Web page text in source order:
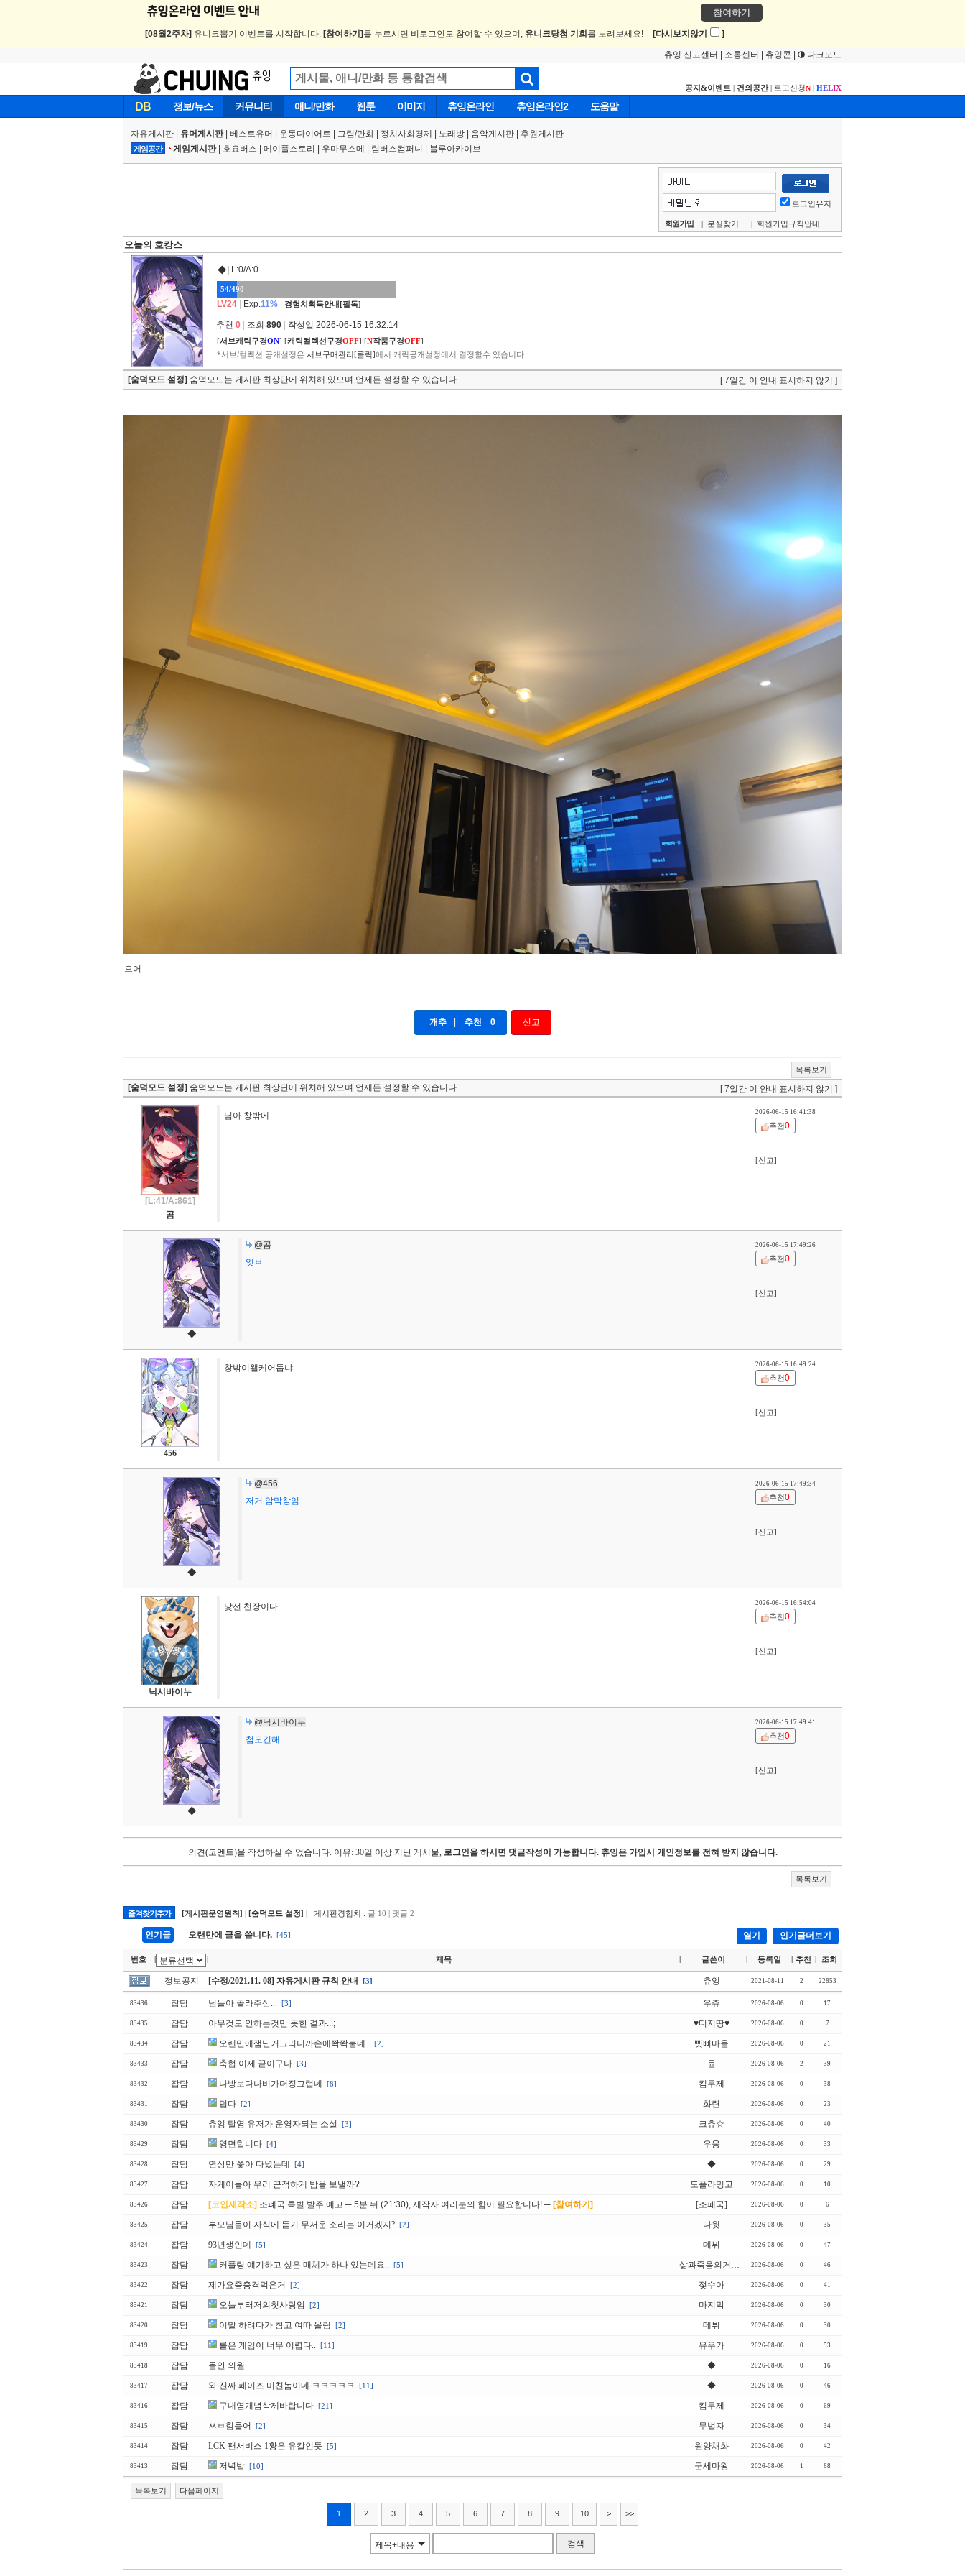
참여하기
[08월2주차] 유니크뽑기 이벤트를 시작합니다. [참여하기] 를 누르시면 비로그인도 참여할 수 있으며, 유니크당첨 기회 를 노려보세요! [다시보지않기 ]
츄잉 신고센터 소통센터 츄잉콘 다크모드
공지&이벤트 | 건의공간| 로고신청N | HELIX
DB 정보/뉴스 커뮤니티 애니/만화 웹툰 이미지 츄잉온라인 츄잉온라인2 도움말
자유게시판 유머게시판| 베스트유머 운동다이어트 | 그림/만화 정치사회경제 노래방 음악게시판 후원게시판
게임공간 게임게시판| 호요버스 메이플스토리 우마무스메 림버스컴퍼니 블루아카이브
로그인유지
회원가입 | 분실찾기 | 회원가입규칙안내
오늘의 호캉스
◆ L:0/A:0
54/490
LV24 Exp.11% 경험치획득안내[필독]
추천 0 조회 890 작성일 2026-06-15 16:32:14
[서브캐릭구경ON] [캐릭컬렉션구경OFF] [N작품구경OFF]
*서브/컬렉션 공개설정은 서브구매관리[클릭]에서 캐릭공개설정에서 결정할수 있습니다.
[숨덕모드 설정] 숨덕모드는 게시판 최상단에 위치해 있으며 언제든 설정할 수 있습니다. [ 7일간 이 안내 표시하지 않기 ]
으어
개추 추천 0 신고
목록보기
[숨덕모드 설정] 숨덕모드는 게시판 최상단에 위치해 있으며 언제든 설정할 수 있습니다. [ 7일간 이 안내 표시하지 않기 ]
[L:41/A:861]
곰
님아 창밖에 2026-06-15 16:41:38
추천0
[신고]
◆
@곰
엇ㅂ
2026-06-15 17:49:26
추천0
[신고]
456
창밖이왤케어둡냐 2026-06-15 16:49:24
추천0
[신고]
◆
@456
저거 암막창임
2026-06-15 17:49:34
추천0
[신고]
닉시바이누
낯선 천장이다 2026-06-15 16:54:04
추천0
[신고]
◆
@닉시바이누
첨오긴해
2026-06-15 17:49:41
추천0
[신고]
의견(코멘트)을 작성하실 수 없습니다. 이유: 30일 이상 지난 게시물, 로그인을 하시면 댓글작성이 가능합니다. 츄잉은 가입시 개인정보를 전혀 받지 않습니다.
목록보기
즐겨찾기추가 [게시판운영원칙] | [숨덕모드 설정] | 게시판경험치 : 글 10 | 댓글 2
인기글 오랜만에 글을 씁니다. [45] 열기 인기글더보기
번호 제목 글쓴이 등록일 추천 조회
정보공지 [수정/2021.11. 08] 자유게시판 규칙 안내 [3] 츄잉 2021-08-11 2 22853
83436 잡담 님들아 골라주삼... [3] 우쥬 2026-08-06 0 17
83435 잡담 아무것도 안하는것만 못한 결과...; ♥디지땅♥ 2026-08-06 0 7
83434 잡담 오랜만에잼난거그리니까손에쫙쫙붙네.. [2] 삣삐마을 2026-08-06 0 21
83433 잡담 축협 이제 끝이구나 [3] 뮨 2026-08-06 2 39
83432 잡담 나방보다나비가더징그럽네 [8] 킴무제 2026-08-06 0 38
83431 잡담 덥다 [2] 화련 2026-08-06 0 23
83430 잡담 츄잉 탈영 유저가 운영자되는 소설 [3] 크츄☆ 2026-08-06 0 40
83429 잡담 영면합니다 [4] 우웅 2026-08-06 0 33
83428 잡담 연상만 쫓아 다녔는데 [4] ◆ 2026-08-06 0 29
83427 잡담 자게이들아 우리 끈적하게 밤을 보낼까? 도플라밍고 2026-08-06 0 10
83426 잡담 [코인제작소] 조폐국 특별 발주 예고 ─ 5분 뒤 (21:30), 제작자 여러분의 힘이 필요합니다! ─ [참여하기] [조폐국] 2026-08-06 0 6
83425 잡담 부모님들이 자식에 듣기 무서운 소리는 이거겠지? [2] 다윗 2026-08-06 0 35
83424 잡담 93년생인데 [5] 데뷔 2026-08-06 0 47
83423 잡담 커플링 얘기하고 싶은 매체가 하나 있는데요.. [5] 삶과죽음의거미줄 2026-08-06 0 46
83422 잡담 제가요즘충격먹은거 [2] 젖수아 2026-08-06 0 41
83421 잡담 오늘부터저의첫사랑임 [2] 마지막 2026-08-06 0 30
83420 잡담 이말 하려다가 참고 여따 올림 [2] 데뷔 2026-08-06 0 30
83419 잡담 롤은 게임이 너무 어렵다.. [11] 유우카 2026-08-06 0 53
83418 잡담 돌안 의원 ◆ 2026-08-06 0 16
83417 잡담 와 진짜 페이즈 미친놈이네 ㅋㅋㅋㅋㅋ [11] ◆ 2026-08-06 0 46
83416 잡담 구내염개념삭제바랍니다 [21] 킴무제 2026-08-06 0 69
83415 잡담 ㅆㅂ힘들어 [2] 무법자 2026-08-06 0 34
83414 잡담 LCK 팬서비스 1황은 유칼인듯 [5] 원양채화 2026-08-06 0 42
83413 잡담 저녁밥 [10] 군세마왕 2026-08-06 1 68
목록보기 다음페이지
1 2 3 4 5 6 7 8 9 10 > >>
제목+내용 검색